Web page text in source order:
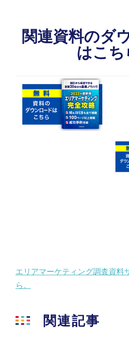
関連資料のダ
はこち
エリアマーケティング調査資料
ら。
関連記事